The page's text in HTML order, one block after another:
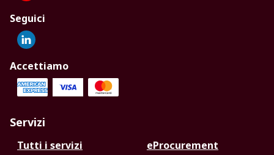
Seguici
Accettiamo
Servizi
Tutti i servizi
eProcurement